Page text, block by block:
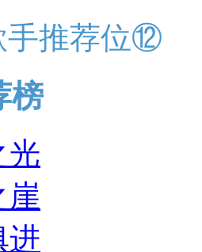
手推荐位⑫
榜
光
崖
进